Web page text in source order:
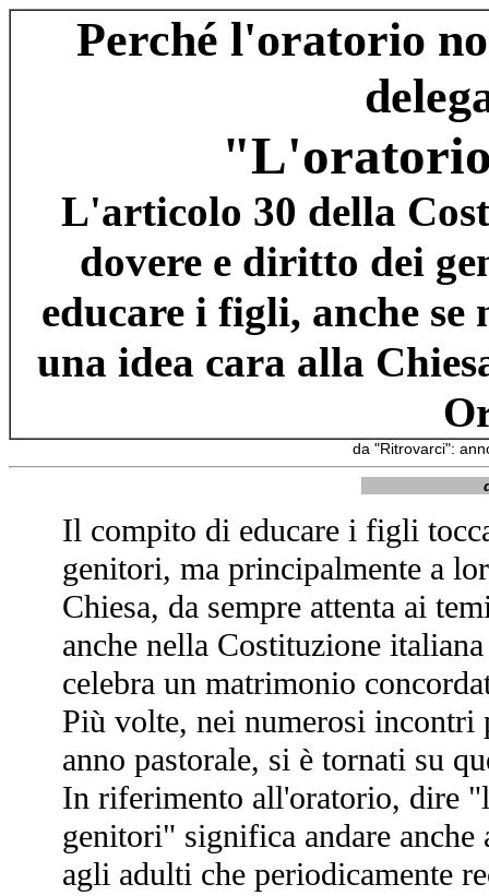
Perché l'oratorio
L'articolo 30 della
dovere e diritto dei
educare i figli, anche
una idea cara alla
da "Ritrovarci":
Il compito di educare i figli
genitori, ma principalmente a
Chiesa, da sempre attenta ai
anche nella Costituzione
celebra un matrimonio
Più volte, nei numerosi incontri
anno pastorale, si è tornati su
In riferimento all'oratorio, dire
genitori" significa andare
agli adulti che periodicamente